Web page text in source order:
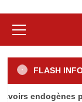
principal
FLASH
endogènes pour